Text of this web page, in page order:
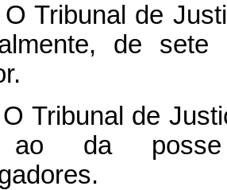
Tribunal de
de sete
Tribunal de
ao da